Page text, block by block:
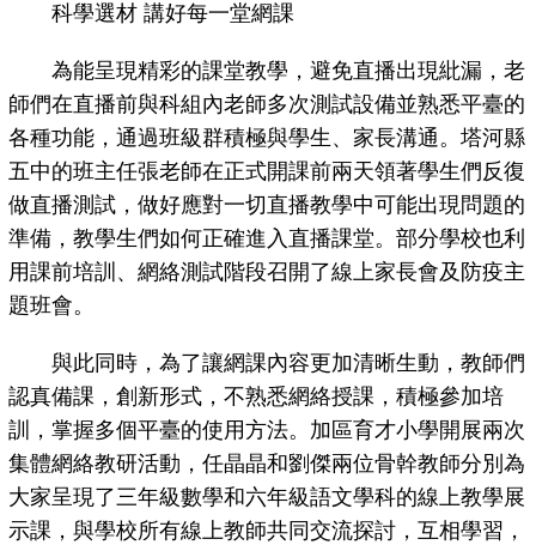
科學選材 講好每一堂網課
為能呈現精彩的課堂教學，避免直播出現紕漏，老
師們在直播前與科組內老師多次測試設備並熟悉平臺的
各種功能，通過班級群積極與學生、家長溝通。塔河縣
五中的班主任張老師在正式開課前兩天領著學生們反復
做直播測試，做好應對一切直播教學中可能出現問題的
準備，教學生們如何正確進入直播課堂。部分學校也利
用課前培訓、網絡測試階段召開了線上家長會及防疫主
題班會。
與此同時，為了讓網課內容更加清晰生動，教師們
認真備課，創新形式，不熟悉網絡授課，積極參加培
訓，掌握多個平臺的使用方法。加區育才小學開展兩次
集體網絡教研活動，任晶晶和劉傑兩位骨幹教師分別為
大家呈現了三年級數學和六年級語文學科的線上教學展
示課，與學校所有線上教師共同交流探討，互相學習，